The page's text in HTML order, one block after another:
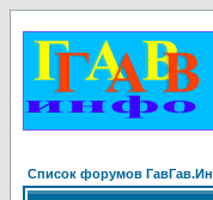
Список форумов